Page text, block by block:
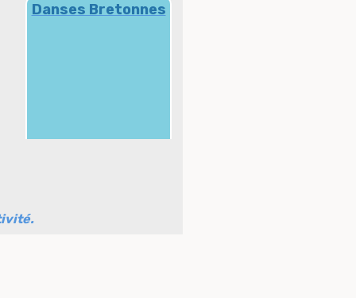
Danses Bretonnes